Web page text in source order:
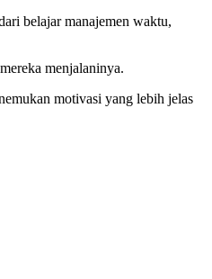
belajar manajemen waktu,
menjalaninya.
motivasi yang lebih jelas